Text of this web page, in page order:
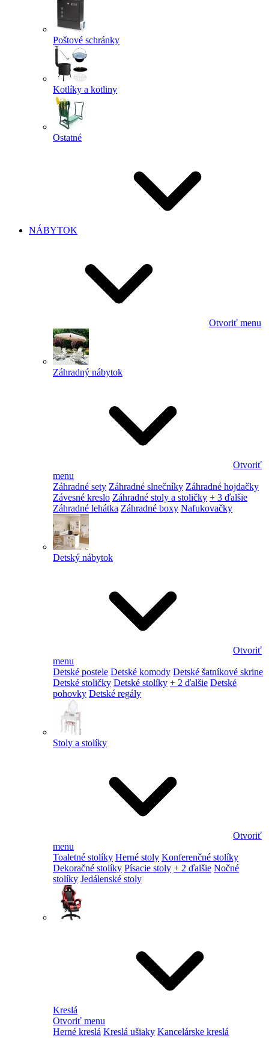
Poštové schránky
Kotlíky a kotliny
Ostatné
NÁBYTOK
Otvoriť menu
Záhradný nábytok
Otvoriť
menu
Záhradné sety Záhradné slnečníky Záhradné hojdačky
Závesné kreslo Záhradné stoly a stoličky + 3 ďalšie
Záhradné lehátka Záhradné boxy Nafukovačky
Detský nábytok
Otvoriť
menu
Detské postele Detské komody Detské šatníkové skrine
Detské stoličky Detské stolíky + 2 ďalšie Detské
pohovky Detské regály
Stoly a stolíky
Otvoriť
menu
Toaletné stolíky Herné stoly Konferenčné stolíky
Dekoračné stolíky Písacie stoly + 2 ďalšie Nočné
stolíky Jedálenské stoly
Kreslá
Otvoriť menu
Herné kreslá Kreslá ušiaky Kancelárske kreslá